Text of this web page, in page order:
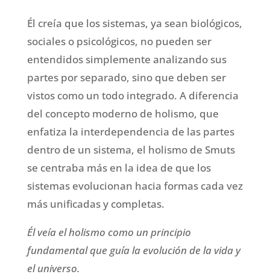
Él creía que los sistemas, ya sean biológicos,
sociales o psicológicos, no pueden ser
entendidos simplemente analizando sus
partes por separado, sino que deben ser
vistos como un todo integrado. A diferencia
del concepto moderno de holismo, que
enfatiza la interdependencia de las partes
dentro de un sistema, el holismo de Smuts
se centraba más en la idea de que los
sistemas evolucionan hacia formas cada vez
más unificadas y completas.
Él veía el holismo como un principio
fundamental que guía la evolución de la vida y
el universo.